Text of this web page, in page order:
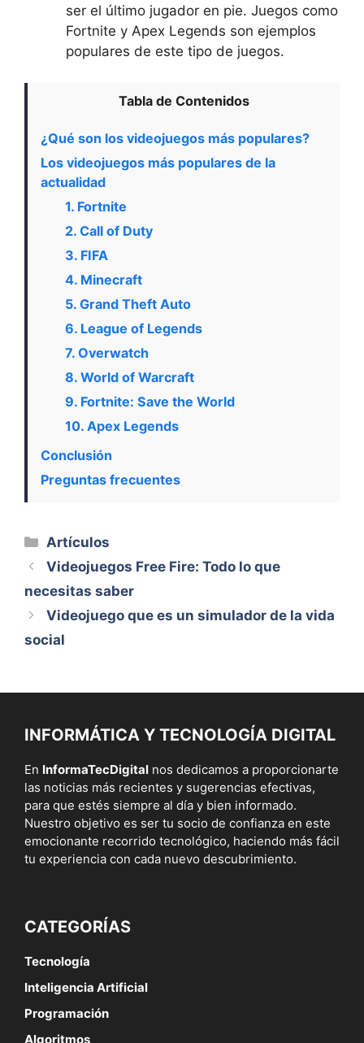
ser el último jugador en pie. Juegos como
Fortnite y Apex Legends son ejemplos
populares de este tipo de juegos.
Tabla de Contenidos
¿Qué son los videojuegos más populares?
Los videojuegos más populares de la
actualidad
1. Fortnite
2. Call of Duty
3. FIFA
4. Minecraft
5. Grand Theft Auto
6. League of Legends
7. Overwatch
8. World of Warcraft
9. Fortnite: Save the World
10. Apex Legends
Conclusión
Preguntas frecuentes
Categorías
Artículos
Videojuegos Free Fire: Todo lo que
necesitas saber
Videojuego que es un simulador de la vida
social
INFORMÁTICA Y TECNOLOGÍA DIGITAL
En InformaTecDigital nos dedicamos a proporcionarte
las noticias más recientes y sugerencias efectivas,
para que estés siempre al día y bien informado.
Nuestro objetivo es ser tu socio de confianza en este
emocionante recorrido tecnológico, haciendo más fácil
tu experiencia con cada nuevo descubrimiento.
CATEGORÍAS
Tecnología
Inteligencia Artificial
Programación
Algoritmos